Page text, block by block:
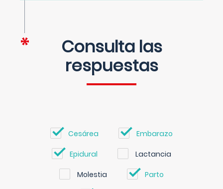
Consulta las
respuestas
Cesárea Embarazo
Epidural Lactancia
Molestia Parto